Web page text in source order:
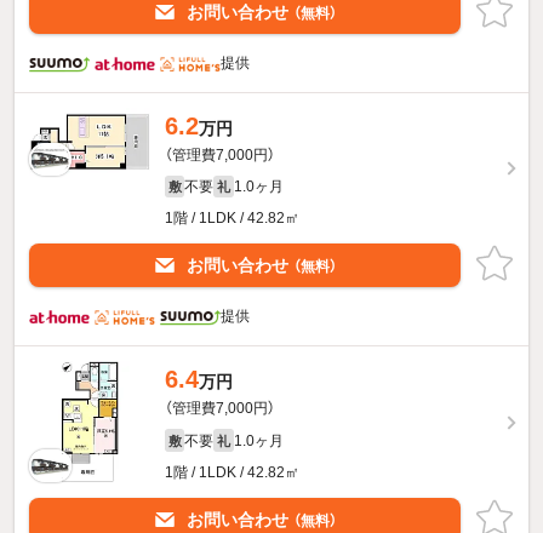
お問い合わせ （無料）
提供
6.2万円
（管理費7,000円）
敷 不要 礼 1.0ヶ月
1階 / 1LDK / 42.82㎡
お問い合わせ （無料）
提供
6.4万円
（管理費7,000円）
敷 不要 礼 1.0ヶ月
1階 / 1LDK / 42.82㎡
お問い合わせ （無料）